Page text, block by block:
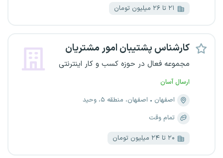
۲۱ تا ۲۶ میلیون تومان
کارشناس پشتیبان امور مشتریان
مجموعه فعال در حوزه کسب و کار اینترنتی
ارسال آسان
اصفهان
اصفهان، منطقه ۵، وحید
تمام وقت
۲۰ تا ۲۴ میلیون تومان